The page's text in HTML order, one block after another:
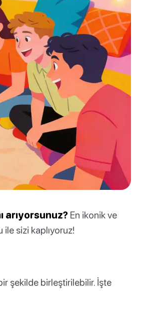
arıyorsunuz? En ikonik ve
ile sizi kaplıyoruz!
şekilde birleştirilebilir. İşte